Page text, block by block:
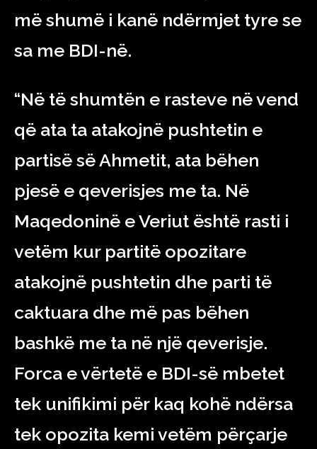
më shumë i kanë ndërmjet tyre se
sa me BDI-në.
“Në të shumtën e rasteve në vend
që ata ta atakojnë pushtetin e
partisë së Ahmetit, ata bëhen
pjesë e qeverisjes me ta. Në
Maqedoninë e Veriut është rasti i
vetëm kur partitë opozitare
atakojnë pushtetin dhe parti të
caktuara dhe më pas bëhen
bashkë me ta në një qeverisje.
Forca e vërtetë e BDI-së mbetet
tek unifikimi për kaq kohë ndërsa
tek opozita kemi vetëm përçarje